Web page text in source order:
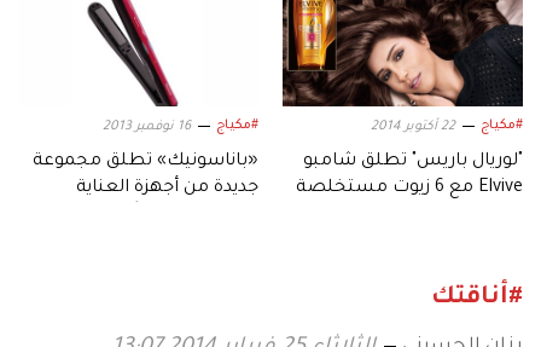
#مكياج 22 أكتوبر 2014
"لوريال باريس" تطلق شامبو
Elvive مع 6 زيوت مستخلصة
#مكياج 16 نوفمبر 2013
«باناسونيك» تطلق مجموعة
جديدة من أجهزة العناية
#أناقتك